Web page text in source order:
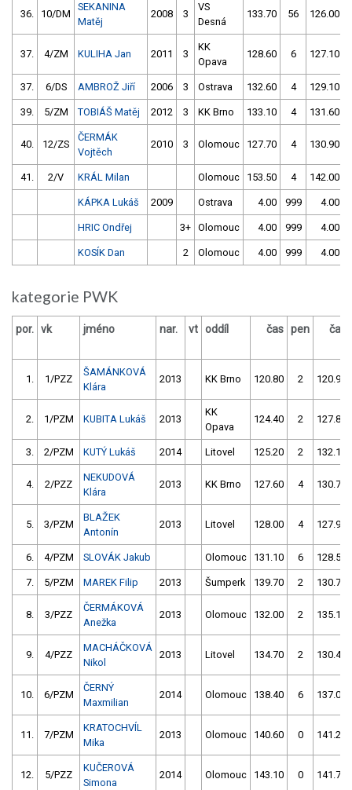
36. 10/DM
SEKANINA
Matěj
2008 3
VS
Desná
133.70 56 126.00
37. 4/ZM KULIHA Jan 2011 3
KK
Opava
128.60 6 127.10
37. 6/DS AMBROŽ Jiří 2006 3 Ostrava 132.60 4 129.10
39. 5/ZM TOBIÁŠ Matěj 2012 3 KK Brno 133.10 4 131.60
40. 12/ZS
ČERMÁK
Vojtěch
2010 3 Olomouc 127.70 4 130.90
41. 2/V KRÁL Milan Olomouc 153.50 4 142.00
KÁPKA Lukáš 2009 Ostrava 4.00 999 4.00
HRIC Ondřej 3+ Olomouc 4.00 999 4.00
KOSÍK Dan 2 Olomouc 4.00 999 4.00
kategorie PWK
por. vk jméno nar. vt oddíl čas pen čas
1. 1/PZZ
ŠAMÁNKOVÁ
Klára
2013 KK Brno 120.80 2 120.90
2. 1/PZM KUBITA Lukáš 2013
KK
Opava
124.40 2 127.80
3. 2/PZM KUTÝ Lukáš 2014 Litovel 125.20 2 132.10
4. 2/PZZ
NEKUDOVÁ
Klára
2013 KK Brno 127.60 4 130.70
5. 3/PZM
BLAŽEK
Antonín
2013 Litovel 128.00 4 127.90
6. 4/PZM SLOVÁK Jakub Olomouc 131.10 6 128.50
7. 5/PZM MAREK Filip 2013 Šumperk 139.70 2 130.70
8. 3/PZZ
ČERMÁKOVÁ
Anežka
2013 Olomouc 132.00 2 135.10
9. 4/PZZ
MACHÁČKOVÁ
Nikol
2013 Litovel 134.70 2 130.40
10. 6/PZM
ČERNÝ
Maxmilian
2014 Olomouc 138.40 6 137.00
11. 7/PZM
KRATOCHVÍL
Mika
2013 Olomouc 140.60 0 141.20
12. 5/PZZ
KUČEROVÁ
Simona
2014 Olomouc 143.10 0 141.70